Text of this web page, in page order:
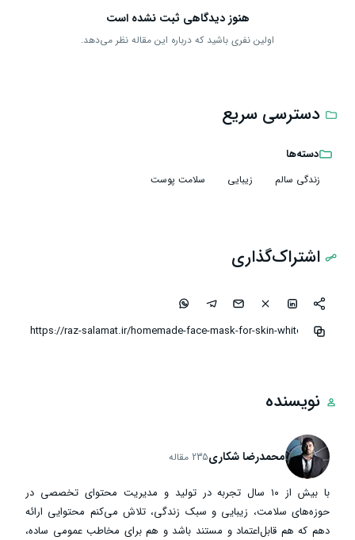
هنوز دیدگاهی ثبت نشده است
اولین نفری باشید که درباره این مقاله نظر می‌دهد.
دسترسی سریع
دسته‌ها
زندگی سالم زیبایی سلامت پوست
اشتراک‌گذاری
نویسنده
محمدرضا شکاری235 مقاله
با بیش از ۱۰ سال تجربه در تولید و مدیریت محتوای تخصصی در
حوزه‌های سلامت، زیبایی و سبک زندگی، تلاش می‌کنم محتوایی ارائه
دهم که هم قابل‌اعتماد و مستند باشد و هم برای مخاطب عمومی ساده،